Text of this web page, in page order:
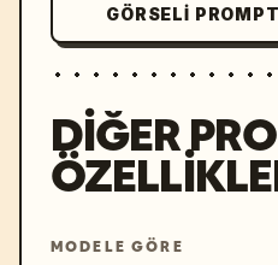
GÖRSELI
DIĞER
MODELE GÖRE